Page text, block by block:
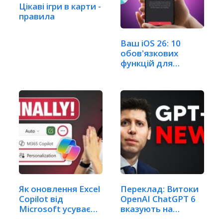
Цікаві ігри в карти -
правила
Ваш iOS 26: 10
обов'язкових
функцій для
Як оновлення Excel
Copilot від
Microsoft усуває…
Переклад: Витоки
OpenAI ChatGPT 6
вказують на…